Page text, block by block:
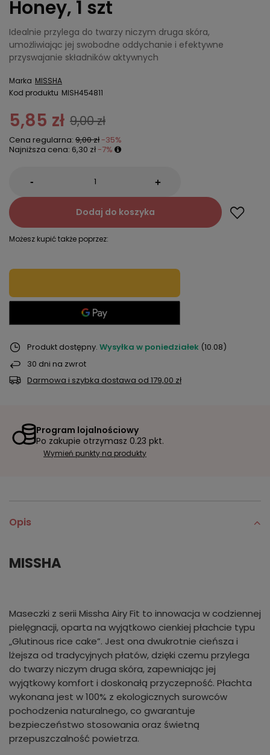
Honey, 1 szt
Idealnie przylega do twarzy niczym druga skóra,
umożliwiając jej swobodne oddychanie i efektywne
przyswajanie składników aktywnych
Marka MISSHA
Kod produktu MISH454811
5,85 zł 9,00 zł
Cena regularna: 9,00 zł -35%
Najniższa cena: 6,30 zł -7%
- +
Dodaj do koszyka
Możesz kupić także poprzez:
Produkt dostępny Wysyłka w poniedziałek (10.08)
30 dni na zwrot
Darmowa i szybka dostawa od 179,00 zł
Program lojalnościowy
Po zakupie otrzymasz 0.23 pkt.
Wymień punkty na produkty
Opis
MISSHA
Maseczki z serii Missha Airy Fit to innowacja w codziennej
pielęgnacji, oparta na wyjątkowo cienkiej płachcie typu
„Glutinous rice cake”. Jest ona dwukrotnie cieńsza i
lżejsza od tradycyjnych płatów, dzięki czemu przylega
do twarzy niczym druga skóra, zapewniając jej
wyjątkowy komfort i doskonałą przyczepność. Płachta
wykonana jest w 100% z ekologicznych surowców
pochodzenia naturalnego, co gwarantuje
bezpieczeństwo stosowania oraz świetną
przepuszczalność powietrza.